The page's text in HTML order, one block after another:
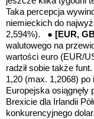
Taka percepcja
niemieckich do
2,594%). ● [EUR,
walutowego na
wartości euro (EUR/
radził sobie także
1,20 (max. 1,2068) po
Europejska
Brexicie dla Irlandii
konkurencyjnego